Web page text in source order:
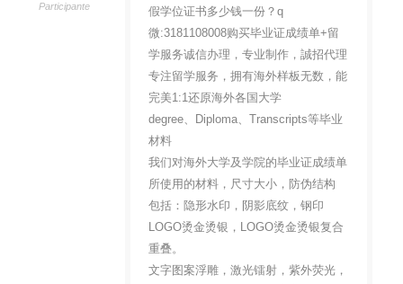
Participante
假学位证书多少钱一份？q
微:3181108008购买毕业证成绩单+留
学服务诚信办理，专业制作，誠招代理
专注留学服务，拥有海外样板无数，能
完美1:1还原海外各国大学
degree、Diploma、Transcripts等毕业
材料
我们对海外大学及学院的毕业证成绩单
所使用的材料，尺寸大小，防伪结构
包括：隐形水印，阴影底纹，钢印
LOGO烫金烫银，LOGO烫金烫银复合
重叠。
文字图案浮雕，激光镭射，紫外荧光，